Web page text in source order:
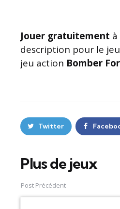
Jouer gratuitement
description pour le
jeu action Bomber
Twitter
Plus de jeux
Post
navigation
Post Précédent